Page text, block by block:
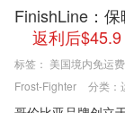
FinishLine：
返利后
标签： 美国境内免运费
Frost-Fighter
分类：